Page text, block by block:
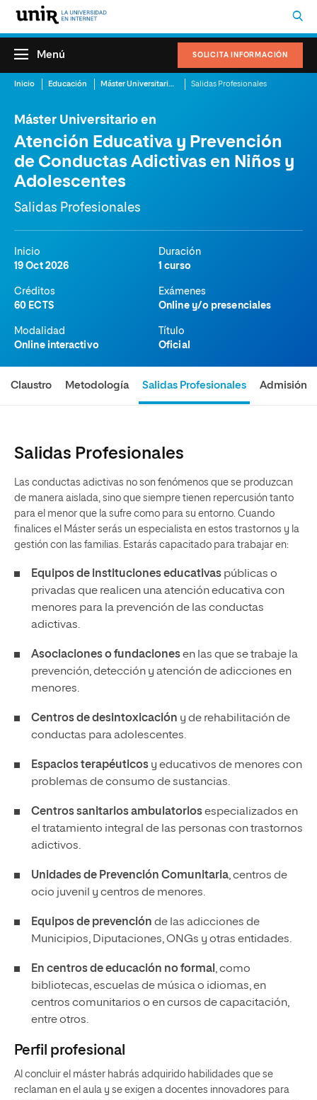
SOLICITA INFORMACIÓN
Menú
Inicio Educación Máster Universitario en Atención Educativa y Prevención de Conductas Adictivas en Niños y Adolescentes Salidas Profesionales
Máster Universitario en
Atención Educativa y Prevención
de Conductas Adictivas en Niños y
Adolescentes
Salidas Profesionales
Inicio
19 Oct 2026
Duración
1 curso
Créditos
60 ECTS
Exámenes
Online y/o presenciales
Modalidad
Online interactivo
Título
Oficial
Claustro Metodología Salidas Profesionales Admisión
Salidas Profesionales
Las conductas adictivas no son fenómenos que se produzcan
de manera aislada, sino que siempre tienen repercusión tanto
para el menor que la sufre como para su entorno. Cuando
finalices el Máster serás un especialista en estos trastornos y la
gestión con las familias. Estarás capacitado para trabajar en:
Equipos de instituciones educativas públicas o
privadas que realicen una atención educativa con
menores para la prevención de las conductas
adictivas.
Asociaciones o fundacionesen las que se trabaje la
prevención, detección y atención de adicciones en
menores.
Centros de desintoxicación y de rehabilitación de
conductas para adolescentes.
Espacios terapéuticos y educativos de menores con
problemas de consumo de sustancias.
Centros sanitarios ambulatoriosespecializados en
el tratamiento integral de las personas con trastornos
adictivos.
Unidades de Prevención Comunitaria, centros de
ocio juvenil y centros de menores.
Equipos de prevención de las adicciones de
Municipios, Diputaciones, ONGs y otras entidades.
En centros de educación no formal , como
bibliotecas, escuelas de música o idiomas, en
centros comunitarios o en cursos de capacitación,
entre otros.
Perfil profesional
Al concluir el máster habrás adquirido habilidades que se
reclaman en el aula y se exigen a docentes innovadores para